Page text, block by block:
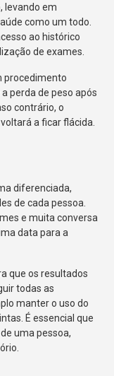
levando em
como um todo.
ao histórico
de exames.
procedimento
perda de peso após
contrário, o
a ficar flácida.
diferenciada,
de cada pessoa.
e muita conversa
data para a
que os resultados
todas as
manter o uso do
É essencial que
uma pessoa,